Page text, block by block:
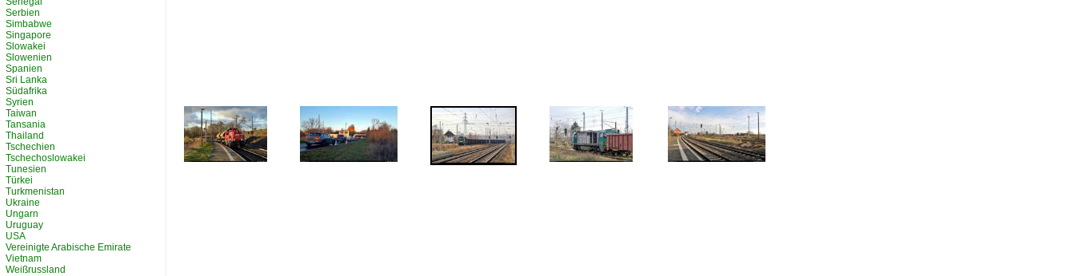
Serbien
Simbabwe
Singapore
Slowakei
Slowenien
Spanien
Sri Lanka
Südafrika
Syrien
Taiwan
Tansania
Thailand
Tschechien
Tschechoslowakei
Tunesien
Türkei
Turkmenistan
Ukraine
Ungarn
Uruguay
USA
Vereinigte Arabische Emirate
Vietnam
Weißrussland